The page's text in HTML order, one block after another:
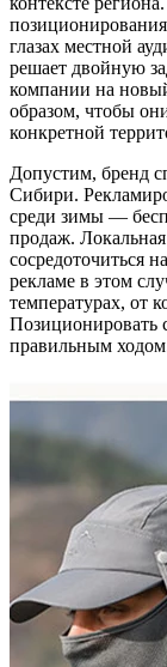
глазах местной
решает двойную
компании на
образом, чтобы
конкретной
Допустим, бренд
Сибири.
среди зимы —
продаж.
сосредоточиться
рекламе в этом
температурах, от
Позиционировать
правильным